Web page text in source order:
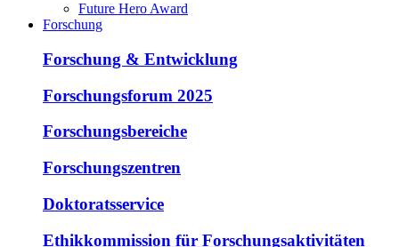
Future Hero Award
Forschung
Forschung & Entwicklung
Forschungsforum 2025
Forschungsbereiche
Forschungszentren
Doktoratsservice
Ethikkommission für Forschungsaktivitäten